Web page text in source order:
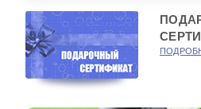
Светоотражатели,
Смазки и очистители
Флягодержатели